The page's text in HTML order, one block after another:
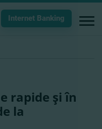
Internet Banking
rapide şi în
la